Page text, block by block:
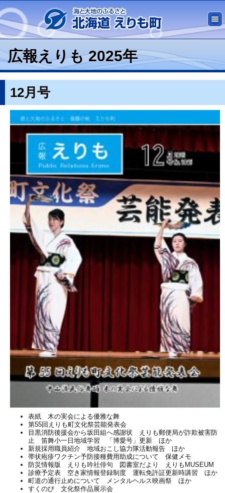
広報えりも 2025年
12月号
表紙 木の実会による優雅な舞
第55回えりも町文化祭芸能発表会
目黒消防後援会から坂田組へ感謝状 えりも郵便局が詐欺被害防
止 笛舞小一日地域学習 「博愛号」更新 ほか
新規採用職員紹介 地域おこし協力隊活動報告 ほか
帯状疱疹ワクチン予防接種費用助成について 保健メモ
防災情報版 えりも吟社俳句 図書室だより えりもMUSEUM
診療予定表 空き家情報登録制度 運転免許証更新時講習 ほか
町道の通行止めについて メンタルヘルス映画祭 ほか
すくのび 文化祭作品展示会